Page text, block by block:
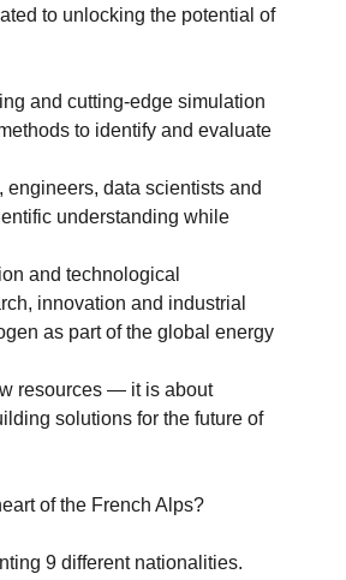
to unlocking the potential of
and cutting-edge simulation
to identify and evaluate
data scientists and
understanding while
and technological
innovation and industrial
as part of the global energy
resources — it is about
solutions for the future of
of the French Alps?
9 different nationalities.